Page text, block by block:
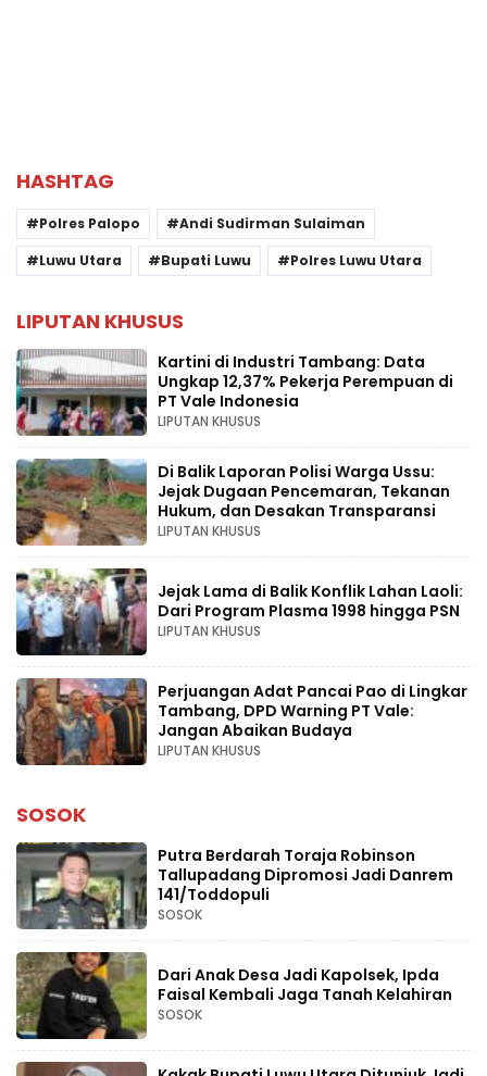
HASHTAG
Polres Palopo
Andi Sudirman Sulaiman
Luwu Utara
Bupati Luwu Polres Luwu Utara
LIPUTAN KHUSUS
Kartini di Industri Tambang: Data
Ungkap 12,37% Pekerja Perempuan di
PT Vale Indonesia
LIPUTAN KHUSUS
Di Balik Laporan Polisi Warga Ussu:
Jejak Dugaan Pencemaran, Tekanan
Hukum, dan Desakan Transparansi
LIPUTAN KHUSUS
Jejak Lama di Balik Konflik Lahan Laoli:
Dari Program Plasma 1998 hingga PSN
LIPUTAN KHUSUS
Perjuangan Adat Pancai Pao di Lingkar
Tambang, DPD Warning PT Vale:
Jangan Abaikan Budaya
LIPUTAN KHUSUS
SOSOK
Putra Berdarah Toraja Robinson
Tallupadang Dipromosi Jadi Danrem
141/Toddopuli
SOSOK
Dari Anak Desa Jadi Kapolsek, Ipda
Faisal Kembali Jaga Tanah Kelahiran
SOSOK